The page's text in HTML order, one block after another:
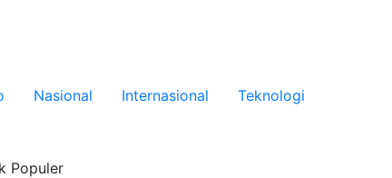
Nasional Internasional
Teknologi
Populer